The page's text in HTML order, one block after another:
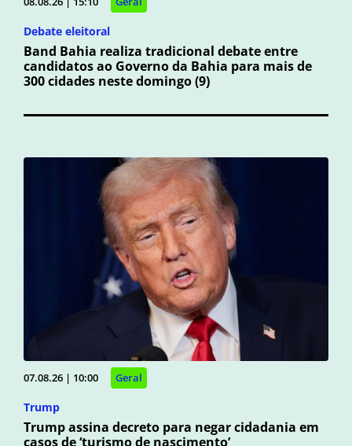
Debate eleitoral
Band Bahia realiza tradicional debate entre
candidatos ao Governo da Bahia para mais de
300 cidades neste domingo (9)
07.08.26 | 10:00 Geral
Trump
Trump assina decreto para negar cidadania em
casos de ‘turismo de nascimento’